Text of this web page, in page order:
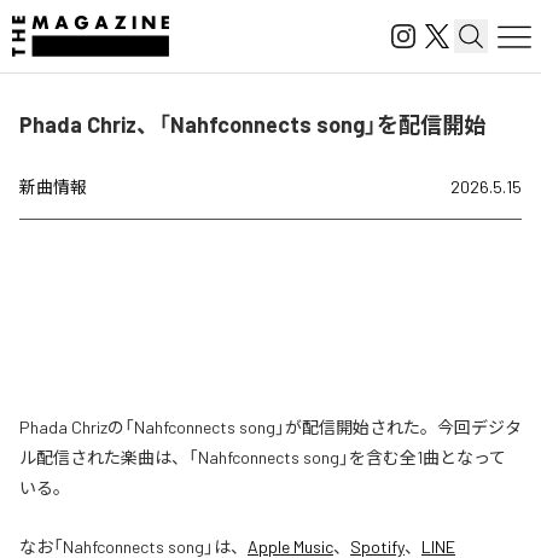
Phada Chriz、「Nahfconnects song」を配信開始
新曲情報 2026.5.15
Phada Chrizの「Nahfconnects song」が配信開始された。今回デジタ
ル配信された楽曲は、「Nahfconnects song」を含む全1曲となって
いる。
なお「Nahfconnects song 」は、 Apple Music、 Spotify、 LINE